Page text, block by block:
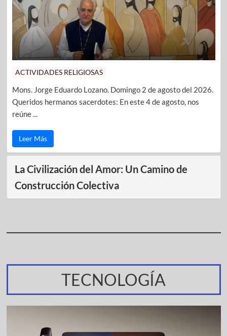
ACTIVIDADES RELIGIOSAS
Mons. Jorge Eduardo Lozano. Domingo 2 de agosto del 2026.
Queridos hermanos sacerdotes: En este 4 de agosto, nos
reúne ...
Leer Más
La Civilización del Amor: Un Camino de
Construcción Colectiva
TECNOLOGÍA